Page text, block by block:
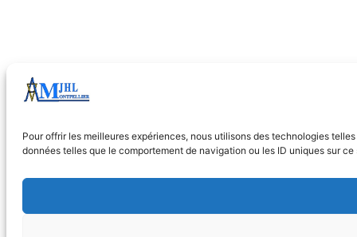
Pour offrir les meilleures expériences, nous utilisons des technologies
données telles que le comportement de navigation ou les ID uniques sur